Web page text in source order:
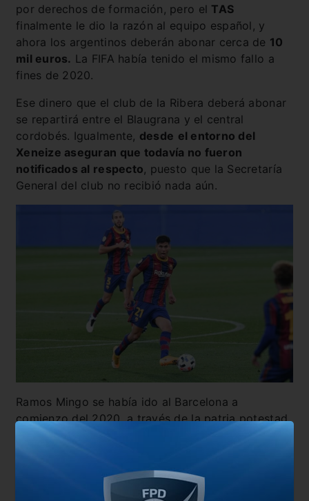
por derechos de formación, pero el TAS
finalmente le dio la razón al equipo español, y
ahora los argentinos deberán abonar cerca de 10
mil euros. La FIFA había tenido el mismo fallo a
fines de 2020.
Ese dinero que el club de la Ribera deberá abonar
se repartirá entre el Blaugrana y el central
cordobés. Igualmente, desde el entorno del
Xeneize aseguran que todavía no fueron
notificados al respecto, puesto que la Secretaría
General del club no recibió nada aún.
Ramos Mingo se había ido al Barcelona a
comienzo del 2020, a través de la patria potestad,
cuando aún no tenía contrato con Boca.
defensa central argentino de 18 años ha llegado
libre al club azulgrana, ha firmado por tres
temporadas más dos opcionales y su cláusula de